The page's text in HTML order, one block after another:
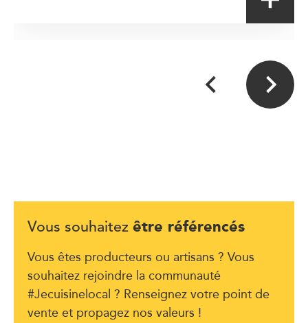
Vous souhaitez être référencés
Vous êtes producteurs ou artisans ? Vous
souhaitez rejoindre la communauté
#Jecuisinelocal ? Renseignez votre point de
vente et propagez nos valeurs !